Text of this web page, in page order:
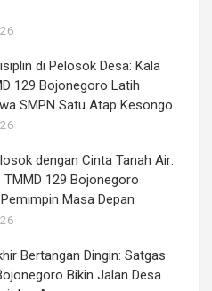
di Pelosok Desa: Kala
129 Bojonegoro Latih
SMPN Satu Atap Kesongo
dengan Cinta Tanah Air:
TMMD 129 Bojonegoro
Masa Depan
Bertangan Dingin: Satgas
Bikin Jalan Desa